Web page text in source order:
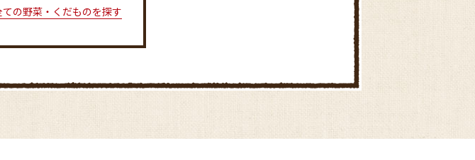
ての野菜・くだものを探す